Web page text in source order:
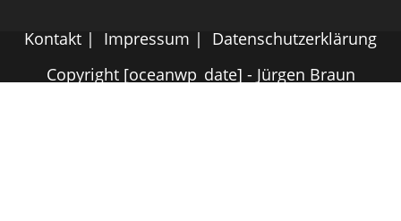
Kontakt Impressum
Datenschutzerklärung
Copyright [oceanwp_date] - Jürgen Braun